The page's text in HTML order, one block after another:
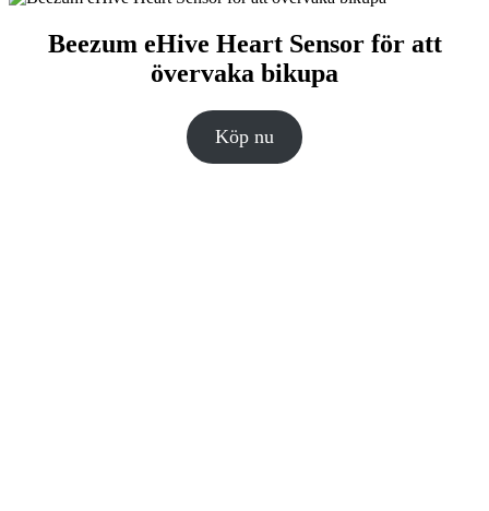
Beezum eHive Heart Sensor för att
övervaka bikupa
Köp nu